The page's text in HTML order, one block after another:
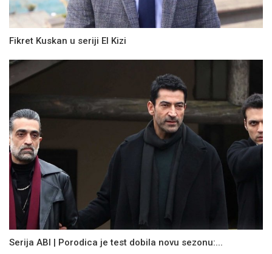
Fikret Kuskan u seriji El Kizi
Serija ABI | Porodica je test dobila novu sezonu:...